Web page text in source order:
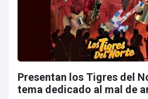
Presentan los Tigres del
tema dedicado al mal de